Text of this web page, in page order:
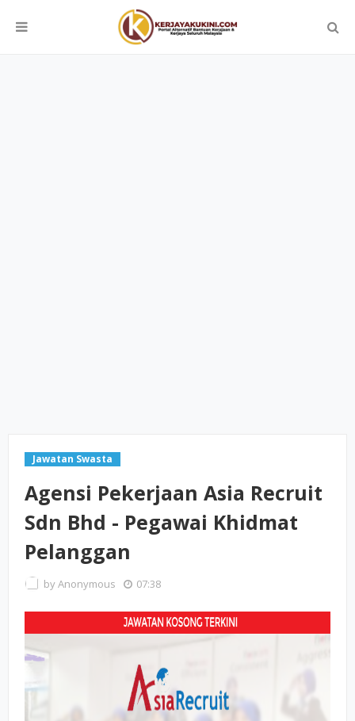
Jawatan Swasta
Agensi Pekerjaan Asia Recruit
Sdn Bhd - Pegawai Khidmat
Pelanggan
byAnonymous 07:38